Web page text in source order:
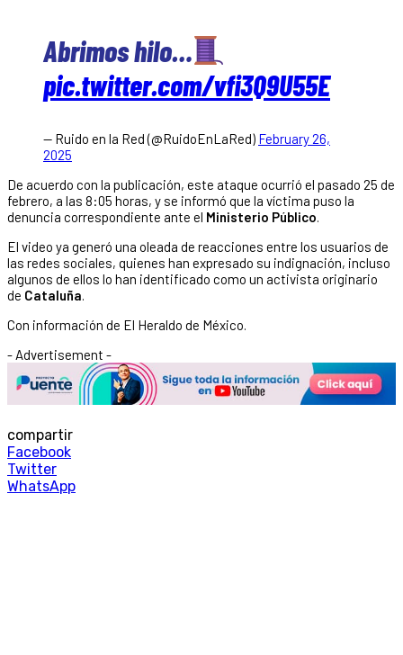
Abrimos hilo…
pic.twitter.com/vfi3Q9U55E
— Ruido en la Red (@RuidoEnLaRed) February 26,
2025
De acuerdo con la publicación, este ataque ocurrió el pasado 25 de
febrero, a las 8:05 horas, y se informó que la víctima puso la
denuncia correspondiente ante el Ministerio Público.
El video ya generó una oleada de reacciones entre los usuarios de
las redes sociales, quienes han expresado su indignación, incluso
algunos de ellos lo han identificado como un activista originario
de Cataluña.
Con información de El Heraldo de México.
- Advertisement -
compartir
Facebook
Twitter
WhatsApp